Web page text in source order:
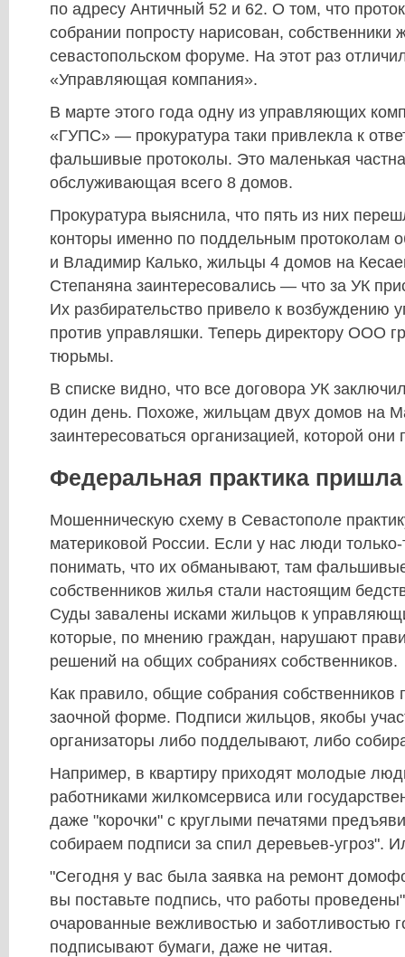
по адресу Античный 52 и 62. О том, что
собрании попросту нарисован, собственники
севастопольском форуме. На этот раз
«Управляющая компания».
В марте этого года одну из управляющих
«ГУПС» — прокуратура таки привлекла к
фальшивые протоколы. Это маленькая
обслуживающая всего 8 домов.
Прокуратура выяснила, что пять из них
конторы именно по поддельным протоколам
и Владимир Калько, жильцы 4 домов на
Степаняна заинтересовались — что за УК
Их разбирательство привело к возбуждению
против управляшки. Теперь директору ООО
тюрьмы.
В списке видно, что все договора УК
один день. Похоже, жильцам двух домов на
заинтересоваться организацией, которой они
Федеральная практика пришла
Мошенническую схему в Севастополе
материковой России. Если у нас люди
понимать, что их обманывают, там
собственников жилья стали настоящим
Суды завалены исками жильцов к
которые, по мнению граждан, нарушают
решений на общих собраниях собственников.
Как правило, общие собрания собственников
заочной форме. Подписи жильцов, якобы
организаторы либо подделывают, либо
Например, в квартиру приходят молодые
работниками жилкомсервиса или
даже "корочки" с круглыми печатями
собираем подписи за спил деревьев-угроз".
"Сегодня у вас была заявка на ремонт
вы поставьте подпись, что работы
очарованные вежливостью и заботливостью
подписывают бумаги, даже не читая.